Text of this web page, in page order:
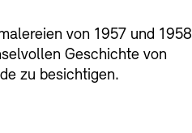
Newsletter
Newsletter
von 1957 und 1958
Geschichte von
zu besichtigen.